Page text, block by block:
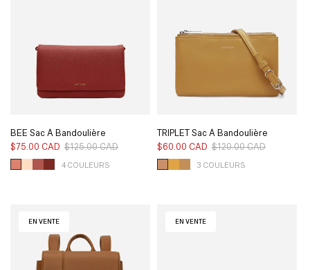
BEE Sac À Bandoulière
Végétalien - Pureté
Prix
$125.00 CADPrix
$75.00 CAD
4 COULEURS
TRIPLET Sac À Bandoulière
Végétalien - Loom
Prix
$120.00 CADPrix
$60.00 CAD
3 COULEURS
EN VENTE EN VENTE